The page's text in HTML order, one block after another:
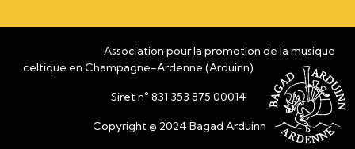
Association pour la promotion de la musique
celtique en Champagne-Ardenne (Arduinn)
Siret n° 831 353 875 00014
Copyright © 2024 Bagad Arduinn